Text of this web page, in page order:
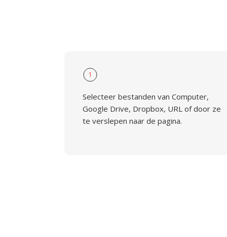
1
Selecteer bestanden van Computer,
Google Drive, Dropbox, URL of door ze
te verslepen naar de pagina.